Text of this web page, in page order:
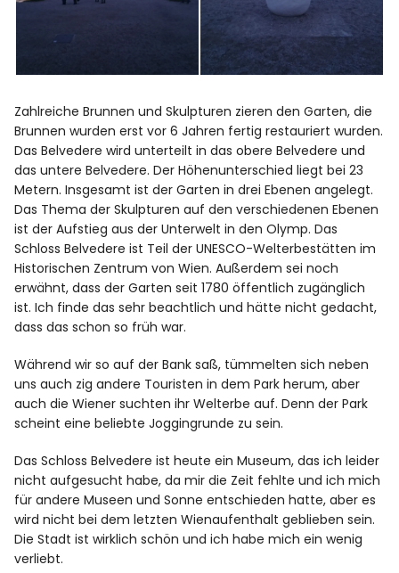
Zahlreiche Brunnen und Skulpturen zieren den Garten, die
Brunnen wurden erst vor 6 Jahren fertig restauriert wurden.
Das Belvedere wird unterteilt in das obere Belvedere und
das untere Belvedere. Der Höhenunterschied liegt bei 23
Metern. Insgesamt ist der Garten in drei Ebenen angelegt.
Das Thema der Skulpturen auf den verschiedenen Ebenen
ist der Aufstieg aus der Unterwelt in den Olymp. Das
Schloss Belvedere ist Teil der UNESCO-Welterbestätten im
Historischen Zentrum von Wien. Außerdem sei noch
erwähnt, dass der Garten seit 1780 öffentlich zugänglich
ist. Ich finde das sehr beachtlich und hätte nicht gedacht,
dass das schon so früh war.
Während wir so auf der Bank saß, tümmelten sich neben
uns auch zig andere Touristen in dem Park herum, aber
auch die Wiener suchten ihr Welterbe auf. Denn der Park
scheint eine beliebte Joggingrunde zu sein.
Das Schloss Belvedere ist heute ein Museum, das ich leider
nicht aufgesucht habe, da mir die Zeit fehlte und ich mich
für andere Museen und Sonne entschieden hatte, aber es
wird nicht bei dem letzten Wienaufenthalt geblieben sein.
Die Stadt ist wirklich schön und ich habe mich ein wenig
verliebt.